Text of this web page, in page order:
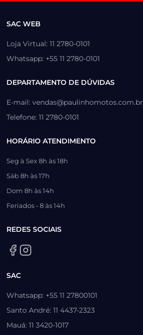
SAC WEB
Loja Virtual: 11 2780-0101
Whatsapp: +55 11 2780-0101
DEPARTAMENTO DE DÚVIDAS
E-mail: vendas@paulinhomotos.com.br
Telefone: 11 2780-0101
HORÁRIO ATENDIMENTO
Seg à Sex 8h às 18h
Sáb 8h às 17h
Dom 8h às 14h
Feriados - 8 às 14h
REDES SOCIAIS
SAC
Whatsapp: +55 11 27800101
Santo André: 11 4437-2323
Mauá: 11 3420-1017